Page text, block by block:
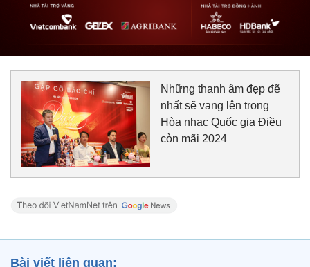
Những thanh âm đẹp đẽ
nhất sẽ vang lên trong
Hòa nhạc Quốc gia Điều
còn mãi 2024
Bài viết liên quan: